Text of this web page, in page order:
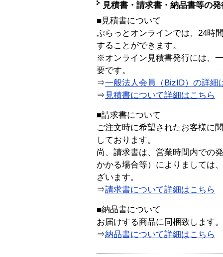
見積書・請求書・納品書等の
■見積書について
ぷらっとオンラインでは、24時
することができます。
※オンライン見積書発行には、
要です。
⇒一般法人会員（BizID）の詳細
⇒ 見積書について詳細はこちら
■請求書について
ご注文時に希望されたお客様に
しております。
尚、請求書は、営業時間内での
かかる場合等）によりましては
ざいます。
⇒請求書について詳細はこちら
■納品書について
お届けする商品に同梱致します。
⇒納品書について詳細はこちら